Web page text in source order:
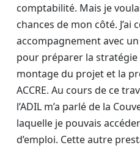
comptabilité. Mais je
chances de mon côté. J’ai
accompagnement avec
pour préparer la
montage du projet et la
ACCRE. Au cours de ce
l’ADIL m’a parlé de la
laquelle je pouvais
d’emploi. Cette autre